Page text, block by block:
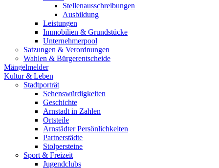
Stellenausschreibungen
Ausbildung
Leistungen
Immobilien & Grundstücke
Unternehmerpool
Satzungen & Verordnungen
Wahlen & Bürgerentscheide
Mängelmelder
Kultur & Leben
Stadtporträt
Sehenswürdigkeiten
Geschichte
Arnstadt in Zahlen
Ortsteile
Arnstädter Persönlichkeiten
Partnerstädte
Stolpersteine
Sport & Freizeit
Jugendclubs